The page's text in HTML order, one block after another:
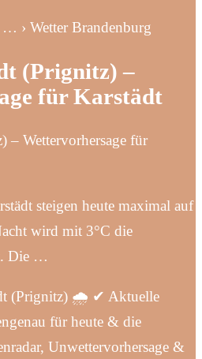
› Wetter Brandenburg
(Prignitz) –
für Karstädt
– Wettervorhersage für
steigen heute maximal auf
wird mit 3°C die
Die …
(Prignitz) 🌧️ ✔ Aktuelle
für heute & die
Unwettervorhersage &